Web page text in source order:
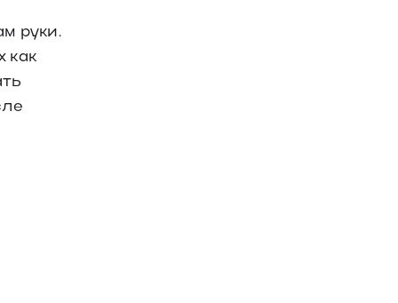
руки.
как